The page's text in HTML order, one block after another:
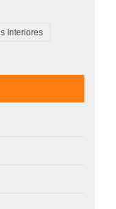
Interiores